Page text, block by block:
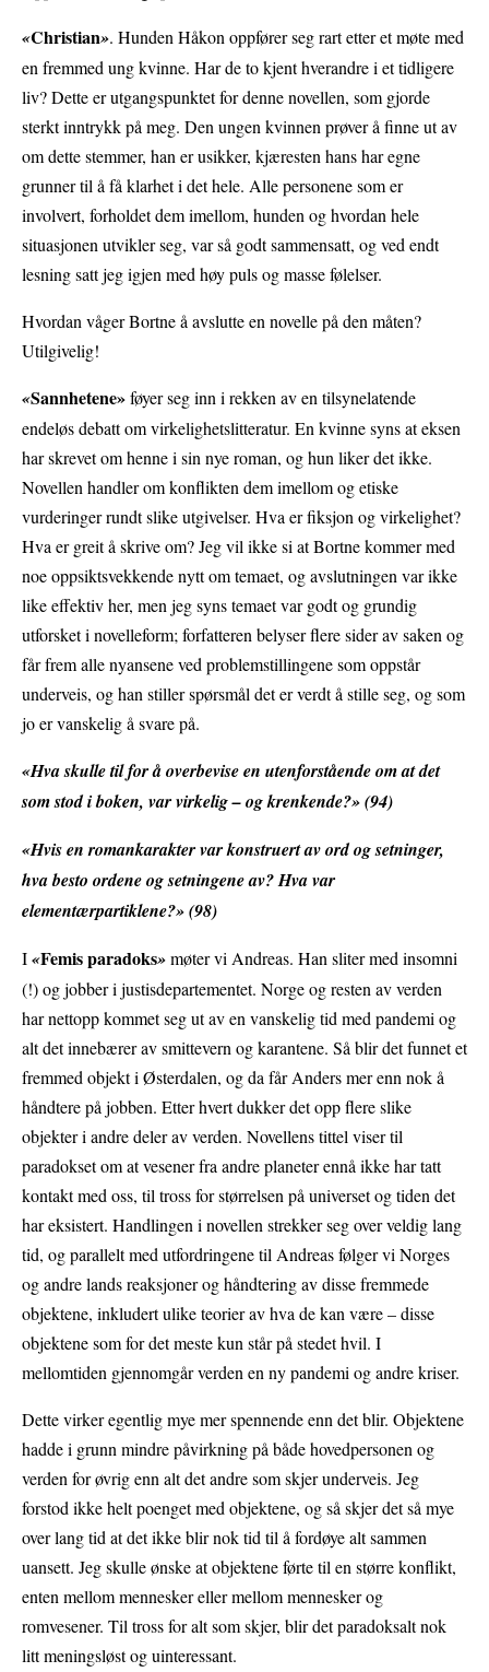
«Christian». Hunden Håkon oppfører seg rart etter et møte med
en fremmed ung kvinne. Har de to kjent hverandre i et tidligere
liv? Dette er utgangspunktet for denne novellen, som gjorde
sterkt inntrykk på meg. Den ungen kvinnen prøver å finne ut av
om dette stemmer, han er usikker, kjæresten hans har egne
grunner til å få klarhet i det hele. Alle personene som er
involvert, forholdet dem imellom, hunden og hvordan hele
situasjonen utvikler seg, var så godt sammensatt, og ved endt
lesning satt jeg igjen med høy puls og masse følelser.
Hvordan våger Bortne å avslutte en novelle på den måten?
Utilgivelig!
«Sannhetene»føyer seg inn i rekken av en tilsynelatende
endeløs debatt om virkelighetslitteratur. En kvinne syns at eksen
har skrevet om henne i sin nye roman, og hun liker det ikke.
Novellen handler om konflikten dem imellom og etiske
vurderinger rundt slike utgivelser. Hva er fiksjon og virkelighet?
Hva er greit å skrive om? Jeg vil ikke si at Bortne kommer med
noe oppsiktsvekkende nytt om temaet, og avslutningen var ikke
like effektiv her, men jeg syns temaet var godt og grundig
utforsket i novelleform; forfatteren belyser flere sider av saken og
får frem alle nyansene ved problemstillingene som oppstår
underveis, og han stiller spørsmål det er verdt å stille seg, og som
jo er vanskelig å svare på.
«Hva skulle til for å overbevise en utenforstående om at det
som stod i boken, var virkelig – og krenkende?» (94)
«Hvis en romankarakter var konstruert av ord og setninger,
hva besto ordene og setningene av? Hva var
elementærpartiklene?» (98)
I«Femis paradoks»møter vi Andreas. Han sliter med insomni
(!) og jobber i justisdepartementet. Norge og resten av verden
har nettopp kommet seg ut av en vanskelig tid med pandemi og
alt det innebærer av smittevern og karantene. Så blir det funnet et
fremmed objekt i Østerdalen, og da får Anders mer enn nok å
håndtere på jobben. Etter hvert dukker det opp flere slike
objekter i andre deler av verden. Novellens tittel viser til
paradokset om at vesener fra andre planeter ennå ikke har tatt
kontakt med oss, til tross for størrelsen på universet og tiden det
har eksistert. Handlingen i novellen strekker seg over veldig lang
tid, og parallelt med utfordringene til Andreas følger vi Norges
og andre lands reaksjoner og håndtering av disse fremmede
objektene, inkludert ulike teorier av hva de kan være – disse
objektene som for det meste kun står på stedet hvil. I
mellomtiden gjennomgår verden en ny pandemi og andre kriser.
Dette virker egentlig mye mer spennende enn det blir. Objektene
hadde i grunn mindre påvirkning på både hovedpersonen og
verden for øvrig enn alt det andre som skjer underveis. Jeg
forstod ikke helt poenget med objektene, og så skjer det så mye
over lang tid at det ikke blir nok tid til å fordøye alt sammen
uansett. Jeg skulle ønske at objektene førte til en større konflikt,
enten mellom mennesker eller mellom mennesker og
romvesener. Til tross for alt som skjer, blir det paradoksalt nok
litt meningsløst og uinteressant.